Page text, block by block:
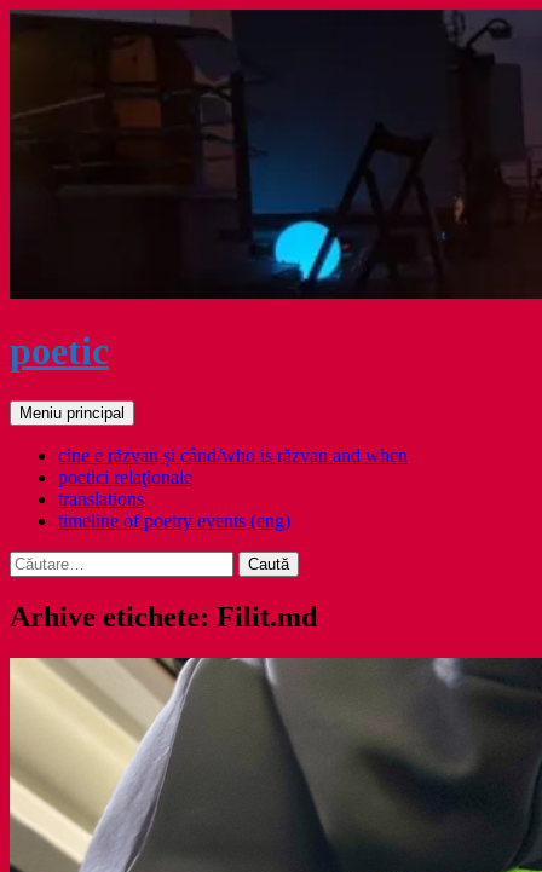
Sari
poetic
Caută
Meniu principal
cine e răzvan și când/who is răzvan and when
poetici relaţionale
translations
timeline of poetry events (eng)
Caută
după:
Arhive etichete: Filit.md